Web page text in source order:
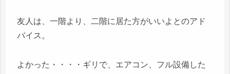
友人は、一階より、二階に居た方がいいよとのアド
バイス。
よかった・・・・ギリで、エアコン、フル設備した